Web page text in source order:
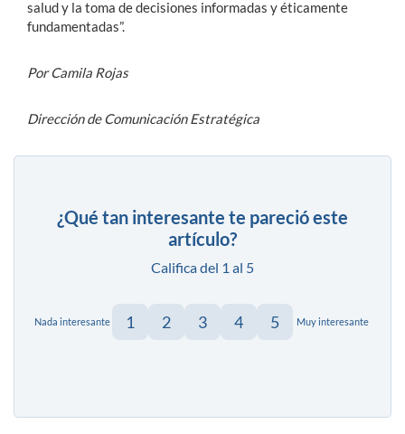
salud y la toma de decisiones informadas y éticamente
fundamentadas”.
Por Camila Rojas
Dirección de Comunicación Estratégica
¿Qué tan interesante te pareció este
artículo?
Califica del 1 al 5
Nada interesante 1 2 3 4 5 Muy interesante